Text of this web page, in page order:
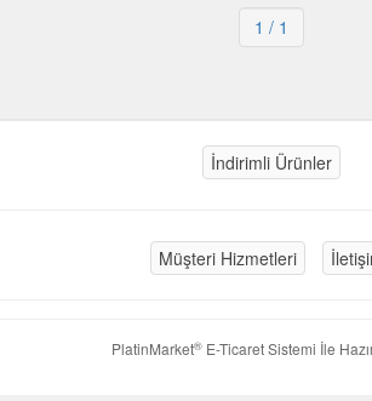
1 / 1
İndirimli Ürünler
Müşteri Hizmetleri
PlatinMarket®E-Ticaret Sistemi İle